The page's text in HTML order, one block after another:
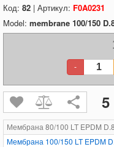
Код: 82 | Артикул: F0A0231
Model: membrane 100/150
-
5
Мембрана 80/100 LT EPDM
Мембрана 100/150 LT EPDM